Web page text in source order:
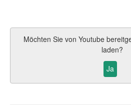
Möchten Sie von Youtube
laden?
Ja